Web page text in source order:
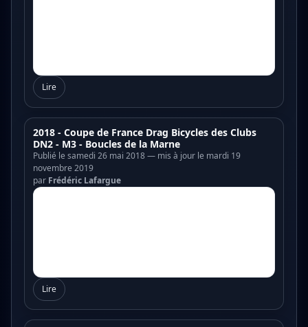
Lire
2018 - Coupe de France Drag Bicycles des Clubs
DN2 - M3 - Boucles de la Marne
Publié le samedi 26 mai 2018 — mis à jour le mardi 19
novembre 2019
par Frédéric Lafargue
Lire